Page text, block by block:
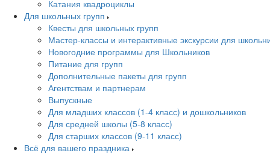
Катания квадроциклы
Для школьных групп
Квесты для школьных групп
Мастер-классы и интерактивные экскурсии для
Новогодние программы для Школьников
Питание для групп
Дополнительные пакеты для групп
Агентствам и партнерам
Выпускные
Для младших классов (1-4 класс) и дошкольников
Для средней школы (5-8 класс)
Для старших классов (9-11 класс)
Всё для вашего праздника